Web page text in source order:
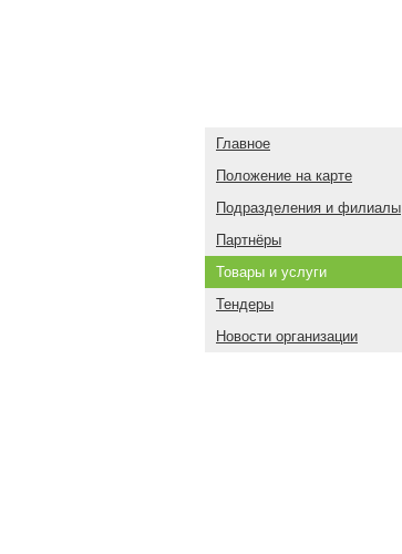
Главное
Положение на карте
Подразделения и филиалы
Партнёры
Товары и услуги
Тендеры
Новости организации